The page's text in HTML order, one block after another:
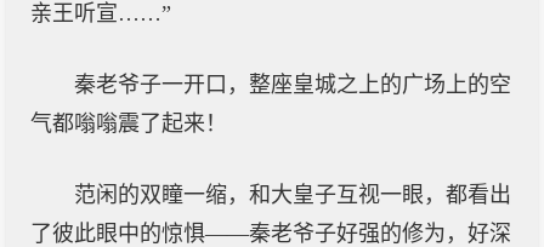
亲王听宣……”
秦老爷子一开口，整座皇城之上的广场上的空
气都嗡嗡震了起来！
范闲的双瞳一缩，和大皇子互视一眼，都看出
了彼此眼中的惊惧——秦老爷子好强的修为，好深